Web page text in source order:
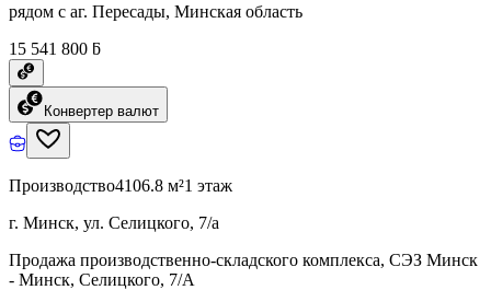
рядом с аг. Пересады, Минская область
15 541 800 ƃ
Конвертер валют
Производство4106.8 м²1 этаж
г. Минск, ул. Селицкого, 7/а
Продажа производственно-складского комплекса, СЭЗ Минск
- Минск, Селицкого, 7/А